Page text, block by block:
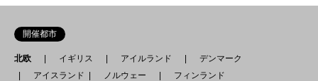
開催都市
北欧 イギリス アイルランド
デンマーク
アイスランド
ノルウェー
フィンランド